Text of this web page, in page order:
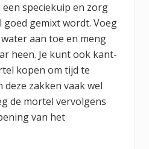
speciekuip en zorg
gemixt wordt. Voeg
aan toe en meng
heen. Je kunt ook kant-
kopen om tijd te
deze zakken vaak wel
de mortel vervolgens
van het